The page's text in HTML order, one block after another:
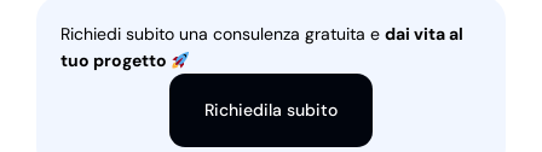
Richiedi subito una consulenza gratuita e dai vita al
tuo progetto
Richiedila subito